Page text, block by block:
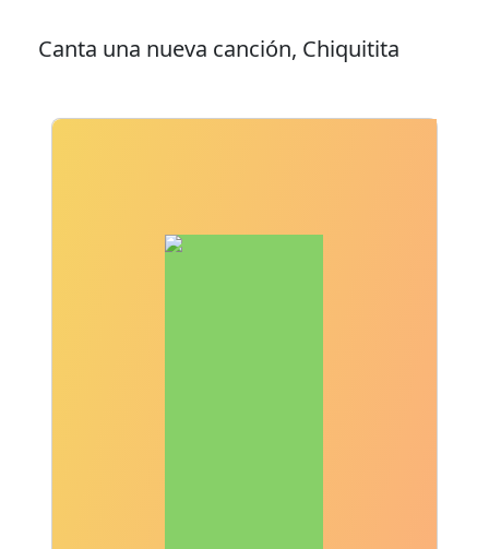
Canta una nueva canción, Chiquitita